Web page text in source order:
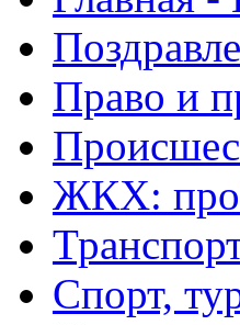
Право и
ЖКХ:
Спорт,